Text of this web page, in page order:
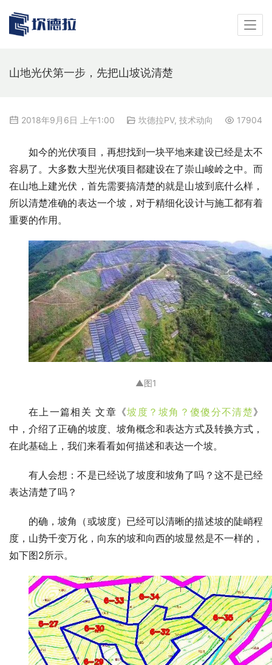
山地光伏第一步，先把山坡说清楚
2018年9月6日 上午1:00 坎德拉PV, 技术动向 17904
如今的光伏项目，再想找到一块平地来建设已经是太不
容易了。大多数大型光伏项目都建设在了崇山峻岭之中。而
在山地上建光伏，首先需要搞清楚的就是山坡到底什么样，
所以清楚准确的表达一个坡，对于精细化设计与施工都有着
重要的作用。
▲图1
在上一篇相关 文章《坡度？坡角？傻傻分不清楚》
中，介绍了正确的坡度、坡角概念和表达方式及转换方式，
在此基础上，我们来看看如何描述和表达一个坡。
有人会想：不是已经说了坡度和坡角了吗？这不是已经
表达清楚了吗？
的确，坡角（或坡度）已经可以清晰的描述坡的陡峭程
度，山势千变万化，向东的坡和向西的坡显然是不一样的，
如下图2所示。